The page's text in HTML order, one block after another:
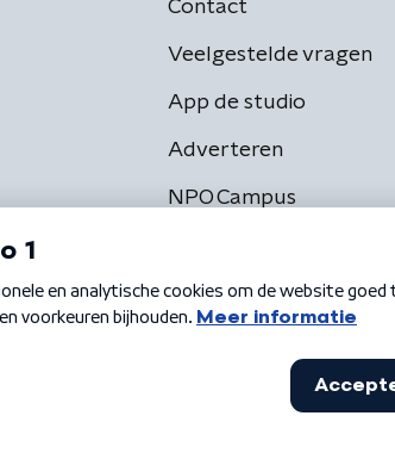
Contact
Veelgestelde vragen
App de studio
Adverteren
NPO Campus